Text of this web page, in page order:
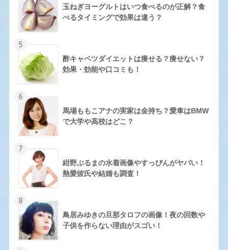
玉ねぎヨーグルトはいつ食べるのが正解？食
べるタイミングで効果は違う？
5
酢キャベツダイエットは痩せる？痩せない？
効果・効能や口コミも！
6
馬場ももこアナの実家は金持ち？愛車はBMW
で大学や高校はどこ？
7
紺野ぶるまの水着画像やすっぴんがヤバい！
熱愛彼氏や結婚も調査！
8
鳥居みゆきの旦那タロフの画像！夜の回数や
子供を作らない理由がスゴい！